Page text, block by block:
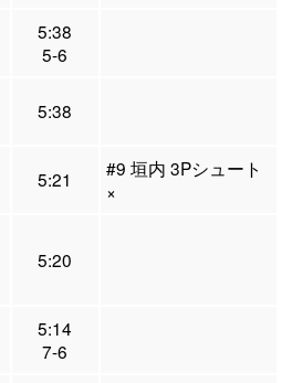
5:38
5-6
5:38
5:21
#9 垣内 3Pシュート
×
5:20
5:14
7-6